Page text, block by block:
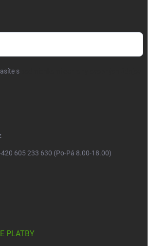
s
605 233 630 (Po-Pá 8.00-18.00)
PLATBY